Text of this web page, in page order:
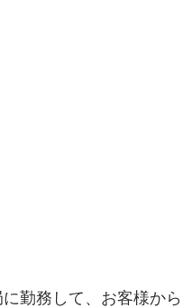
勤務して、お客様から